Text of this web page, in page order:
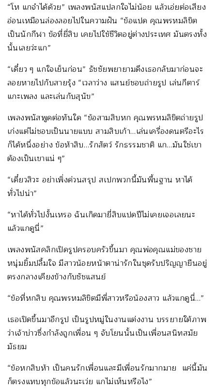
“โห แกจำได้ด้วย” เพลงพนัสแปลกใจไม่น้อย แล้วเอ่ยต่อเสียง
อ่อนเหมือนล่องลอยไปในความฝัน “ข้อแปด คุณพรหมลิขิต
เป็นนักกีฬา ข้อที่ยี่สิบ เคยไปใช้ชีวิตอยู่ต่างประเทศ มันตรงทั้ง
นั้นเลยว่ะแก”
“เดี๋ยว ๆ แกใจเย็นก่อน” ธัชชัยพยายามดึงเธอกลับมาก่อนจะ
ลอยหายไปกับสายรุ้ง “เวลาว่าง แสนย์ชอบถ่ายรูป เล่นกีตาร์
แกะเพลง และเล่นกับสุนัข”
เพลงพนัสพูดต่อทันใด “ข้อสามสิบหก คุณพรหมลิขิตถ่ายรูป
เก่งแต่ไม่ชอบเป็นนายแบบ สามสิบเก้า…เล่นเครื่องดนตรีอะไร
ก็ได้หนึ่งอย่าง ข้อห้าสิบ…รักสัตว์ รักธรรมชาติ แก…มันใช่เขา
ต้องเป็นเขาแน่ ๆ”
“เดี๋ยวสิวะ อย่าเพิ่งด่วนสรุป สเปกพวกนี้มันพื้นฐาน หาได้
ทั่วไปน่า”
“หาได้ทั่วไปงั้นเหรอ ฉันเกิดมายี่สิบแปดปีไม่เคยเจอเลยนะ
แล้วแกดูนี่”
เพลงพนัสคลิกเปิดรูปครอบครัวขึ้นมา คุณพ่อคุณแม่ของชาย
หนุ่มยิ้มปลื้มใจ มีสาวน้อยหน้าตาน่ารักในชุดรับปริญญายืนอยู่
ตรงกลางเคียงข้างกับชัชแสนย์
“ข้อที่หกสิบ คุณพรหมลิขิตมีพี่สาวหรือน้องสาว แล้วแกดูนี่…”
เธอเปิดขึ้นมาอีกรูป เป็นรูปหมู่ในงานแต่งงาน บรรยายใต้ภาพ
ว่าเจ้าบ่าวซึ่งกำลังถูกเพื่อน ๆ จับโยนนั้นเป็นเพื่อนสนิทสมัย
มัธยม
“ข้อหกสิบห้า เป็นคนรักเพื่อนและมีเพื่อนรักมากมาย แค่นี้มัน
ก็ตรงแทบทุกข้อแล้วนะเว่ย แกไม่เห็นหรือไง”